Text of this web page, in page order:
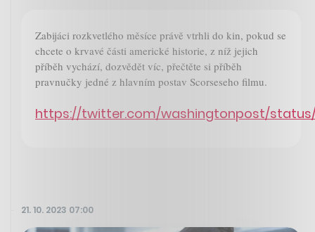
Zabijáci rozkvetlého měsíce právě vtrhli do kin, pokud se
chcete o krvavé části americké historie, z níž jejich
příběh vychází, dozvědět víc, přečtěte si příběh
pravnučky jedné z hlavním postav Scorseseho filmu.
https://twitter.com/washingtonpost/status/
21. 10. 2023 07:00